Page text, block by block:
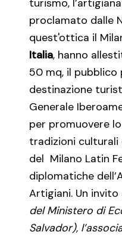
proclamato dalle
quest'ottica il
Italia, hanno
50 mq, il
destinazione
Generale
per promuovere
tradizioni culturali
del Milano Latin
diplomatiche
Artigiani. Un
del Ministero di
Salvador),